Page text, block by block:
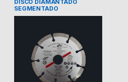
DISCO DIAMANTADO
SEGMENTADO